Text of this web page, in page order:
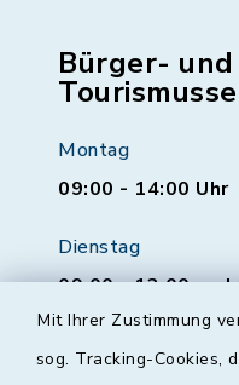
Mit Ihrer Zustimmung
sog. Tracking-Cookies,
Bürger- und
Montag
09:00 - 14:00 Uhr
Dienstag
09:00 - 12:00 und